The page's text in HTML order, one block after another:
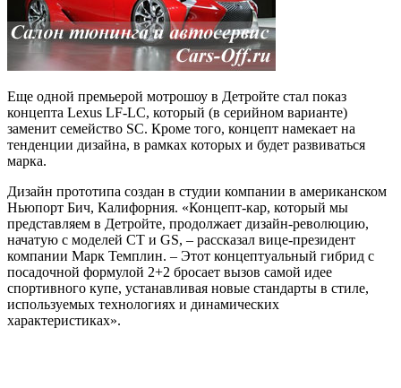
Еще одной премьерой мотрошоу в Детройте стал показ
концепта Lexus LF-LC, который (в серийном варианте)
заменит семейство SC. Кроме того, концепт намекает на
тенденции дизайна, в рамках которых и будет развиваться
марка.
Дизайн прототипа создан в студии компании в американском
Ньюпорт Бич, Калифорния. «Концепт-кар, который мы
представляем в Детройте, продолжает дизайн-революцию,
начатую с моделей CT и GS, – рассказал вице-президент
компании Марк Темплин. – Этот концептуальный гибрид с
посадочной формулой 2+2 бросает вызов самой идее
спортивного купе, устанавливая новые стандарты в стиле,
используемых технологиях и динамических
характеристиках».